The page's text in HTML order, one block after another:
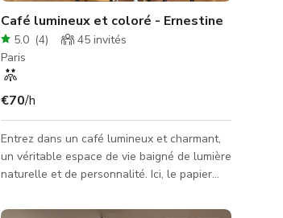
Café lumineux et coloré - Ernestine
5.0 (4) 45 invités
Paris
€70/h
Entrez dans un café lumineux et charmant,
un véritable espace de vie baigné de lumière
naturelle et de personnalité. Ici, le papier
bois réchauffent l'atmosphère, et les